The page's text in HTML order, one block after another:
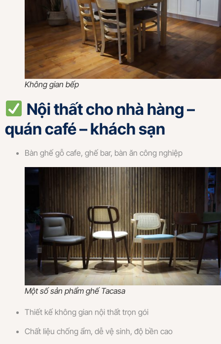
Không gian bếp
Nội thất cho nhà hàng –
quán café – khách sạn
Bàn ghế gỗ cafe, ghế bar, bàn ăn công nghiệp
Một số sản phẩm ghế Tacasa
Thiết kế không gian nội thất trọn gói
Chất liệu chống ẩm, dễ vệ sinh, độ bền cao